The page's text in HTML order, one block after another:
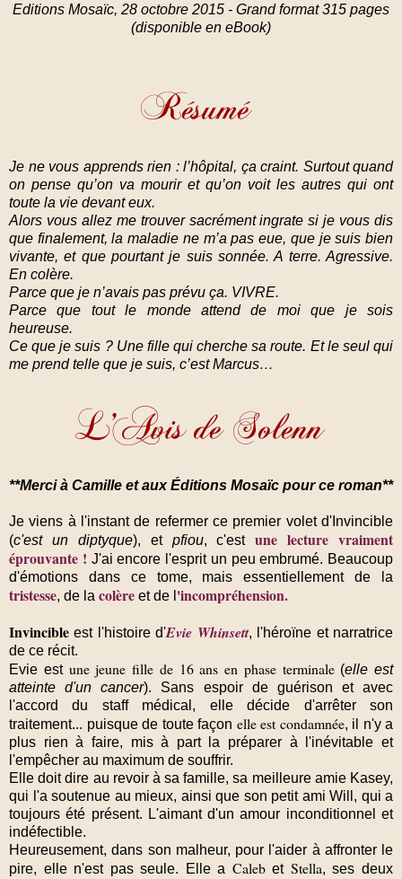
Editions Mosaïc, 28 octobre 2015 - Grand format 315 pages
(disponible en eBook)
Je ne vous apprends rien : l’hôpital, ça craint. Surtout quand
on pense qu’on va mourir et qu’on voit les autres qui ont
toute la vie devant eux.
Alors vous allez me trouver sacrément ingrate si je vous dis
que finalement, la maladie ne m’a pas eue, que je suis bien
vivante, et que pourtant je suis sonnée. A terre. Agressive.
En colère.
Parce que je n’avais pas prévu ça. VIVRE.
Parce que tout le monde attend de moi que je sois
heureuse.
Ce que je suis ? Une fille qui cherche sa route. Et le seul qui
me prend telle que je suis, c’est Marcus…
**Merci à Camille et aux Éditions Mosaïc pour ce roman**
Je viens à l'instant de refermer ce premier volet d'Invincible
(c'est un diptyque), et pfiou, c'estune lecture vraiment
éprouvante ! J'ai encore l'esprit un peu embrumé. Beaucoup
d'émotions dans ce tome, mais essentiellement de la
tristesse, de la colère et de l 'incompréhension.
Invincible est l'histoire d'Evie Whinsett, l'héroïne et narratrice
de ce récit.
Evie est une jeune fille de 16 ans en phase terminale(elle est
atteinte d'un cancer). Sans espoir de guérison et avec
l'accord du staff médical, elle décide d'arrêter son
traitement... puisque de toute façon elle est condamnée, il n'y a
plus rien à faire, mis à part la préparer à l'inévitable et
l'empêcher au maximum de souffrir.
Elle doit dire au revoir à sa famille, sa meilleure amie Kasey,
qui l'a soutenue au mieux, ainsi que son petit ami Will, qui a
toujours été présent. L'aimant d'un amour inconditionnel et
indéfectible.
Heureusement, dans son malheur, pour l'aider à affronter le
pire, elle n'est pas seule. Elle a Calebet Stella, ses deux